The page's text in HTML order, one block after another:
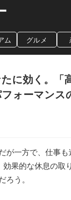
グルメ情報・プレ
ム グルメ
に効く。「
ォーマンス
が一方で、仕事も
効果的な休息の取
ろう。